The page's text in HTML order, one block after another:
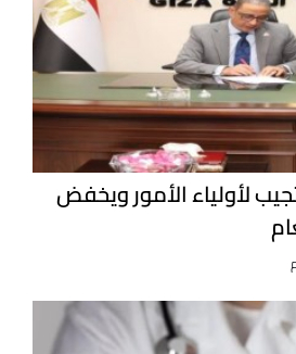
لأولياء الأمور ويخفض